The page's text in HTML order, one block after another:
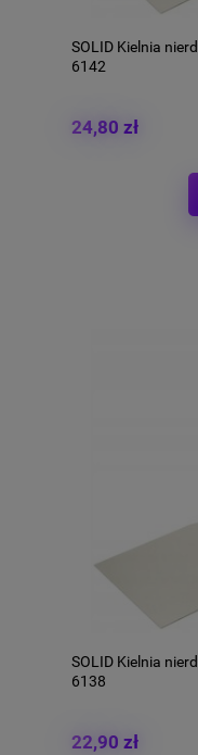
SOLID Kielnia
6142
24,80 zł
SOLID Kielnia
6138
22,90 zł